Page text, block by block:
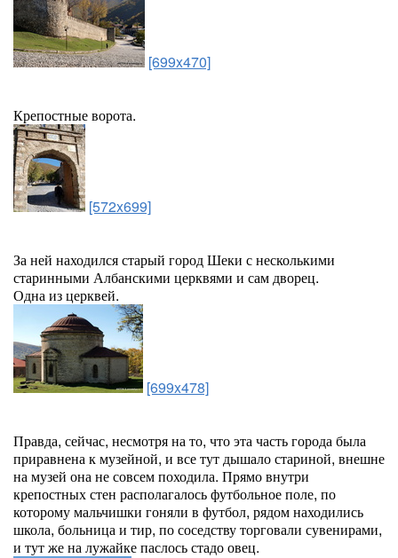
[699x470]
Крепостные ворота.
[572x699]
За ней находился старый город Шеки с несколькими
старинными Албанскими церквями и сам дворец.
Одна из церквей.
[699x478]
Правда, сейчас, несмотря на то, что эта часть города была
приравнена к музейной, и все тут дышало стариной, внешне
на музей она не совсем походила. Прямо внутри
крепостных стен располагалось футбольное поле, по
которому мальчишки гоняли в футбол, рядом находились
школа, больница и тир, по соседству торговали сувенирами,
и тут же на лужайке паслось стадо овец.